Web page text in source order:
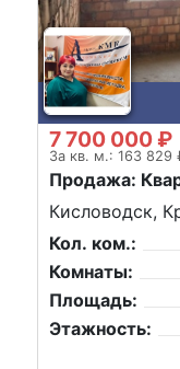
7 700 000 ₽
За кв. м.: 163 829
Продажа:
Кисловодск,
Кол. ком.:
Комнаты:
Площадь:
Этажность: